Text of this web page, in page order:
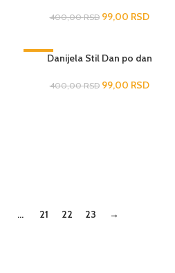
400,00RSD 99,00 RSD
Danijela Stil Dan po dan
400,00RSD 99,00 RSD
… 21 22 23 →